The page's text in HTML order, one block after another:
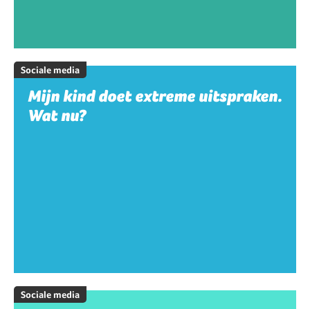
Sociale media
Mijn kind doet extreme uitspraken.
Wat nu?
Sociale media